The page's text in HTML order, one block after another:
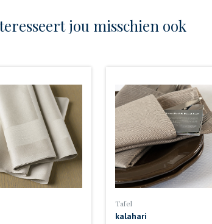
jou misschien ook
Tafel
kalahari